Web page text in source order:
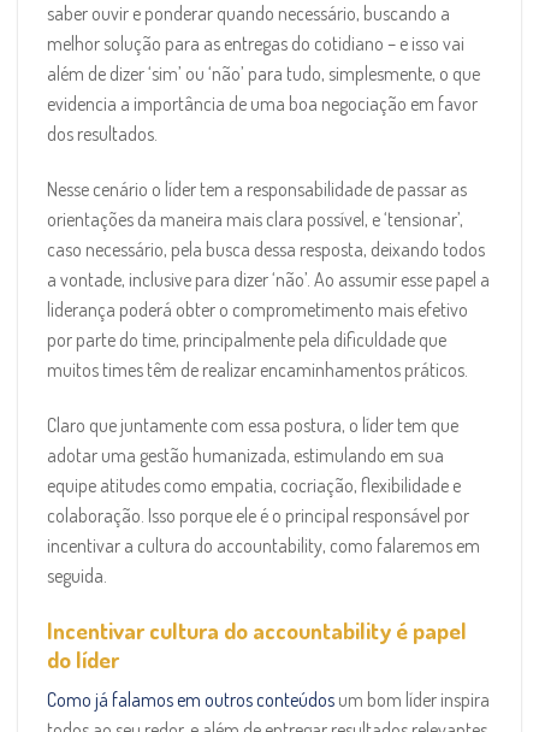
saber ouvir e ponderar quando necessário, buscando a
melhor solução para as entregas do cotidiano – e isso vai
além de dizer ‘sim’ ou ‘não’ para tudo, simplesmente, o que
evidencia a importância de uma boa negociação em favor
dos resultados.
Nesse cenário o líder tem a responsabilidade de passar as
orientações da maneira mais clara possível, e ‘tensionar’,
caso necessário, pela busca dessa resposta, deixando todos
a vontade, inclusive para dizer ‘não’. Ao assumir esse papel a
liderança poderá obter o comprometimento mais efetivo
por parte do time, principalmente pela dificuldade que
muitos times têm de realizar encaminhamentos práticos.
Claro que juntamente com essa postura, o líder tem que
adotar uma gestão humanizada, estimulando em sua
equipe atitudes como empatia, cocriação, flexibilidade e
colaboração. Isso porque ele é o principal responsável por
incentivar a cultura do accountability, como falaremos em
seguida.
Incentivar cultura do accountability é papel
do líder
Como já falamos em outros conteúdos um bom líder inspira